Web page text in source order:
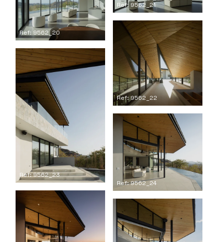
Ref: 9562_20
Ref: 9562_21
Ref: 9562_22
Ref: 9562_23
Ref: 9562_24